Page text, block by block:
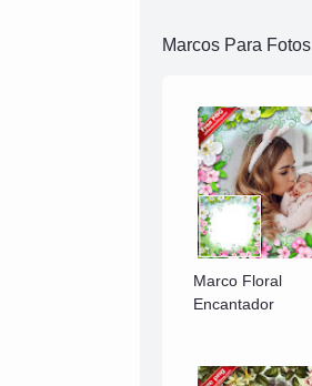
Marcos Para Fotos
Marco Floral
Encantador